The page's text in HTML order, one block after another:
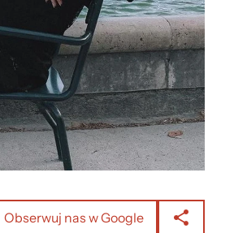
Obserwuj nas w Google